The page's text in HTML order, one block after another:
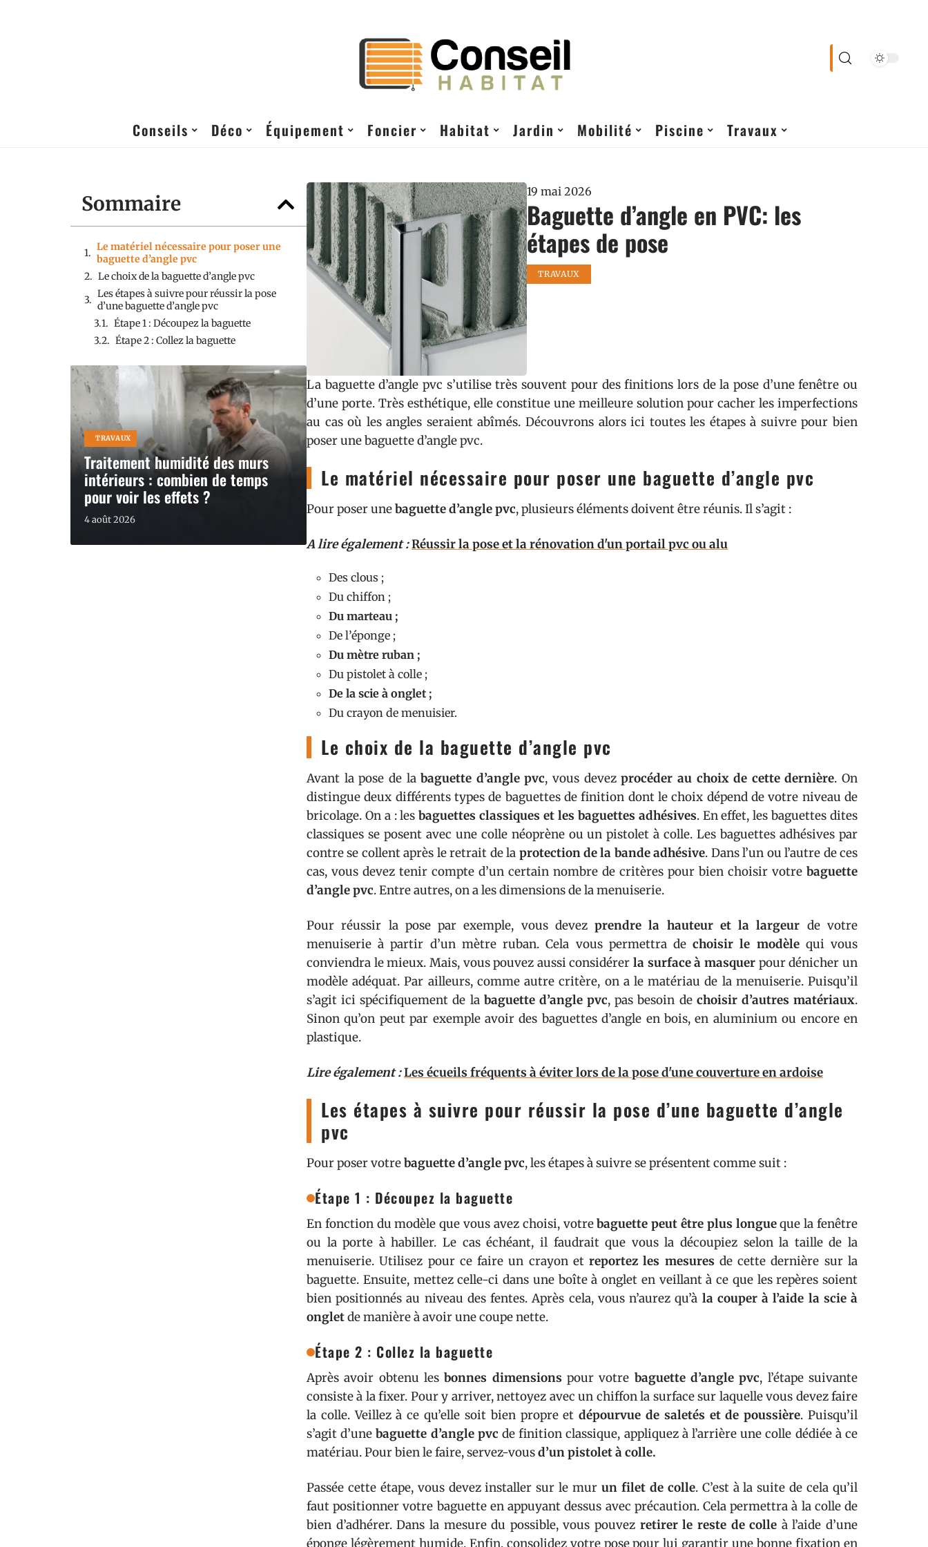
Conseils Déco Équipement Foncier Habitat Jardin Mobilité Piscine Travaux
Sommaire
Le matériel nécessaire pour poser une
baguette d’angle pvc
Le choix de la baguette d’angle pvc
Les étapes à suivre pour réussir la pose
d’une baguette d’angle pvc
Étape 1 : Découpez la baguette
Étape 2 : Collez la baguette
TRAVAUX
Traitement humidité des murs
intérieurs : combien de temps
pour voir les effets ?
4 août 2026
19 mai 2026
Baguette d’angle en PVC: les
étapes de pose
TRAVAUX
La baguette d’angle pvc s’utilise très souvent pour des finitions lors de la pose d’une fenêtre ou
d’une porte. Très esthétique, elle constitue une meilleure solution pour cacher les imperfections
au cas où les angles seraient abîmés. Découvrons alors ici toutes les étapes à suivre pour bien
poser une baguette d’angle pvc.
Le matériel nécessaire pour poser une baguette d’angle pvc
Pour poser unebaguette d’angle pvc, plusieurs éléments doivent être réunis. Il s’agit :
A lire également :Réussir la pose et la rénovation d'un portail pvc ou alu
Des clous ;
Du chiffon ;
Du marteau ;
De l’éponge ;
Du mètre ruban ;
Du pistolet à colle ;
De la scie à onglet ;
Du crayon de menuisier.
Le choix de la baguette d’angle pvc
Avant la pose de labaguette d’angle pvc, vous devezprocéder au choix de cette dernière. On
distingue deux différents types de baguettes de finition dont le choix dépend de votre niveau de
bricolage. On a : lesbaguettes classiques et les baguettes adhésives. En effet, les baguettes dites
classiques se posent avec une colle néoprène ou un pistolet à colle. Les baguettes adhésives par
contre se collent après le retrait de la protection de la bande adhésive. Dans l’un ou l’autre de ces
cas, vous devez tenir compte d’un certain nombre de critères pour bien choisir votre baguette
d’angle pvc. Entre autres, on a les dimensions de la menuiserie.
Pour réussir la pose par exemple, vous devezprendre la hauteur et la largeur de votre
menuiserie à partir d’un mètre ruban. Cela vous permettra dechoisir le modèlequi vous
conviendra le mieux. Mais, vous pouvez aussi considérerla surface à masquer pour dénicher un
modèle adéquat. Par ailleurs, comme autre critère, on a le matériau de la menuiserie. Puisqu’il
s’agit ici spécifiquement de la baguette d’angle pvc, pas besoin de choisir d’autres matériaux.
Sinon qu’on peut par exemple avoir des baguettes d’angle en bois, en aluminium ou encore en
plastique.
Lire également :Les écueils fréquents à éviter lors de la pose d'une couverture en ardoise
Les étapes à suivre pour réussir la pose d’une baguette d’angle
pvc
Pour poser votrebaguette d’angle pvc, les étapes à suivre se présentent comme suit :
Étape 1 : Découpez la baguette
En fonction du modèle que vous avez choisi, votrebaguette peut être plus longueque la fenêtre
ou la porte à habiller. Le cas échéant, il faudrait que vous la découpiez selon la taille de la
menuiserie. Utilisez pour ce faire un crayon etreportez les mesures de cette dernière sur la
baguette. Ensuite, mettez celle-ci dans une boîte à onglet en veillant à ce que les repères soient
bien positionnés au niveau des fentes. Après cela, vous n’aurez qu’à la couper à l’aide la scie à
ongletde manière à avoir une coupe nette.
Étape 2 : Collez la baguette
Après avoir obtenu lesbonnes dimensions pour votre baguette d’angle pvc, l’étape suivante
consiste à la fixer. Pour y arriver, nettoyez avec un chiffon la surface sur laquelle vous devez faire
la colle. Veillez à ce qu’elle soit bien propre etdépourvue de saletés et de poussière. Puisqu’il
s’agit d’unebaguette d’angle pvc de finition classique, appliquez à l’arrière une colle dédiée à ce
matériau. Pour bien le faire, servez-vousd’un pistolet à colle.
Passée cette étape, vous devez installer sur le mur un filet de colle. C’est à la suite de cela qu’il
faut positionner votre baguette en appuyant dessus avec précaution. Cela permettra à la colle de
bien d’adhérer. Dans la mesure du possible, vous pouvez retirer le reste de colle à l’aide d’une
éponge légèrement humide. Enfin, consolidez votre pose pour lui garantir une bonne fixation en